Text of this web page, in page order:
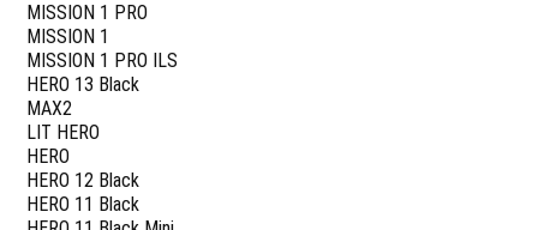
MISSION 1 PRO
MISSION 1
MISSION 1 PRO ILS
HERO 13 Black
MAX2
LIT HERO
HERO
HERO 12 Black
HERO 11 Black